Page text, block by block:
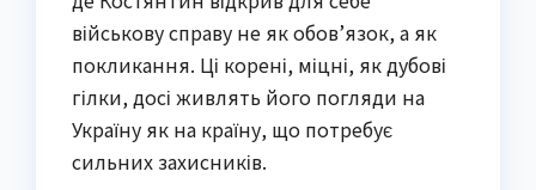
військову справу не як обов’язок, а як
покликання. Ці корені, міцні, як дубові
гілки, досі живлять його погляди на
Україну як на країну, що потребує
сильних захисників.